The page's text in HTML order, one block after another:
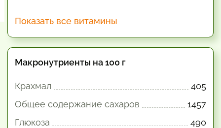
Показать все витамины
Макронутриенты на 100 г
Крахмал
405
Общее содержание сахаров
1457
Глюкоза
490